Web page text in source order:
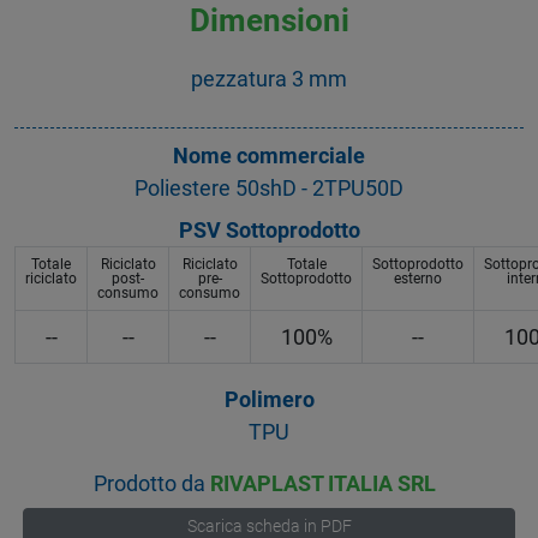
Dimensioni
pezzatura 3 mm
Nome commerciale
Poliestere 50shD - 2TPU50D
PSV Sottoprodotto
Totale
riciclato
Riciclato
post-
consumo
Riciclato
pre-
consumo
Totale
Sottoprodotto
Sottoprodotto
esterno
-- -- -- 100% --
Polimero
TPU
Prodotto da RIVAPLAST ITALIA SRL
Scarica scheda in PDF